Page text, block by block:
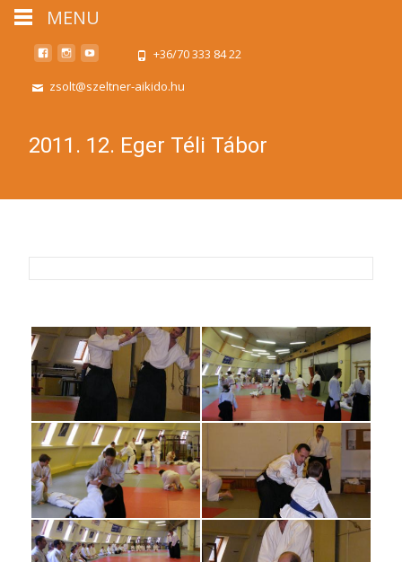
+36/70 333 84 22
zsolt@szeltner-aikido.hu
2011. 12. Eger Téli Tábor
MENU